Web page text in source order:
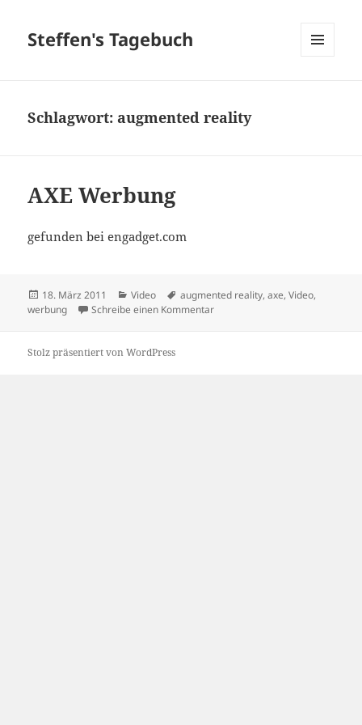
Steffen's Tagebuch
Schlagwort: augmented reality
AXE Werbung
gefunden bei engadget.com
Veröffentlicht
am
18. März 2011 Kategorien
Video Schlagwörter
augmented reality,axe,Video,
werbung
Schreibe einen Kommentarzu AXE Werbung
Stolz präsentiert von WordPress